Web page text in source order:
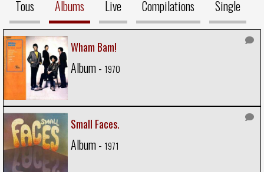
Tous Albums Live Compilations Single
Wham Bam!
Album - 1970
Small Faces.
Album - 1971